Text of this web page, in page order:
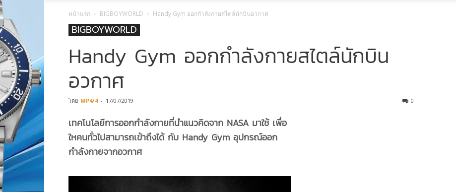
หน้าแรก BIGBOYWORLD Handy Gym ออกกำลังกายสไตล์นักบินอวกาศ
BIGBOYWORLD
Handy Gym ออกกำลังกายสไตล์นักบิน
อวกาศ
โดย MP4/4 - 17/07/2019 0
เทคโนโลยีการออกกำลังกายที่นำแนวคิดจาก NASA มาใช้ เพื่อ
ใหคนทั่วไปสามารถเข้าถึงได้ กับ Handy Gym อุปกรณ์ออก
กำลังกายจากอวกาศ